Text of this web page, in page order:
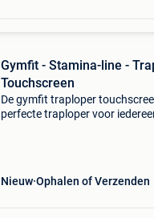
Gymfit - Stamina-line -
Touchscreen
De gymfit traploper
perfecte traploper voor
Nieuw Ophalen of Verzenden